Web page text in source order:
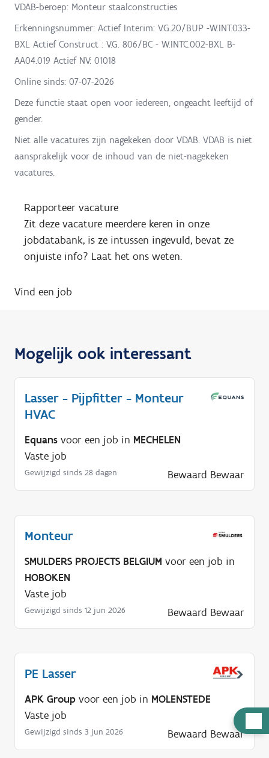
u
l
VDAB-beroep: Monteur staalconstructies
Erkenningsnummer: Actief Interim: V.G.20/BUP -W.INT.033-
BXL Actief Construct : V.G. 806/BC - W.INTC.002-BXL B-
AA04.019 Actief NV: 01018
Online sinds: 07-07-2026
Deze functie staat open voor iedereen, ongeacht leeftijd of
gender.
Niet alle vacatures zijn nagekeken door VDAB. VDAB is niet
aansprakelijk voor de inhoud van de niet-nagekeken
vacatures.
Rapporteer vacature
Zit deze vacature meerdere keren in onze
jobdatabank, is ze intussen ingevuld, bevat ze
onjuiste info? Laat het ons weten.
Vind een job
Mogelijk ook interessant
Lasser - Pijpfitter - Monteur
HVAC
Equans voor een job in MECHELEN
Vaste job
Gewijzigd sinds 28 dagen Bewaard Bewaar
Monteur
SMULDERS PROJECTS BELGIUM voor een job in
HOBOKEN
Vaste job
Gewijzigd sinds 12 jun 2026 Bewaard Bewaar
PE Lasser
APK Group voor een job in MOLENSTEDE
Vaste job
Gewijzigd sinds 3 jun 2026 Bewaard Bewaar